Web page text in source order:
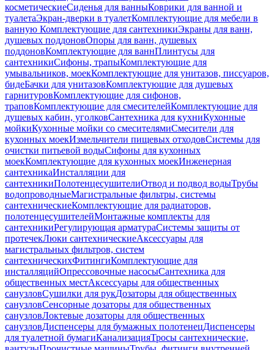
косметическиеСиденья для ванныКоврики для ванной и
туалетаЭкран-дверки в туалетКомплектующие для мебели в
ванную Комплектующие для сантехникиЭкраны для ванн,
душевых поддоновОпоры для ванн, душевых
поддоновКомплектующие для ваннПлинтусы для
сантехникиСифоны, трапыКомплектующие для
умывальников, моекКомплектующие для унитазов, писсуаров,
бидеБачки для унитазовКомплектующие для душевых
гарнитуровКомплектующие для сифонов,
траповКомплектующие для смесителейКомплектующие для
душевых кабин, уголковСантехника для кухниКухонные
мойкиКухонные мойки со смесителямиСмесители для
кухонных моекИзмельчители пищевых отходовСистемы для
очистки питьевой водыСифоны для кухонных
моекКомплектующие для кухонных моекИнженерная
сантехникаИнсталляции для
сантехникиПолотенцесушителиОтвод и подвод водыТрубы
водопроводныеМагистральные фильтры, системы
сантехническиеКомплектующие для радиаторов,
полотенцесушителейМонтажные комплекты для
сантехникиРегулирующая арматураСистемы защиты от
протечекЛюки сантехническиеАксессуары для
магистральных фильтров, систем
сантехническихФитингиКомплектующие для
инсталляцийОпрессовочные насосыСантехника для
общественных местАксессуары для общественных
санузловСушилки для рукДозаторы для общественных
санузловСенсорные дозаторы для общественных
санузловЛоктевые дозаторы для общественных
санузловДиспенсеры для бумажных полотенецДиспенсеры
для туалетной бумагиКанализацияТросы сантехнические,